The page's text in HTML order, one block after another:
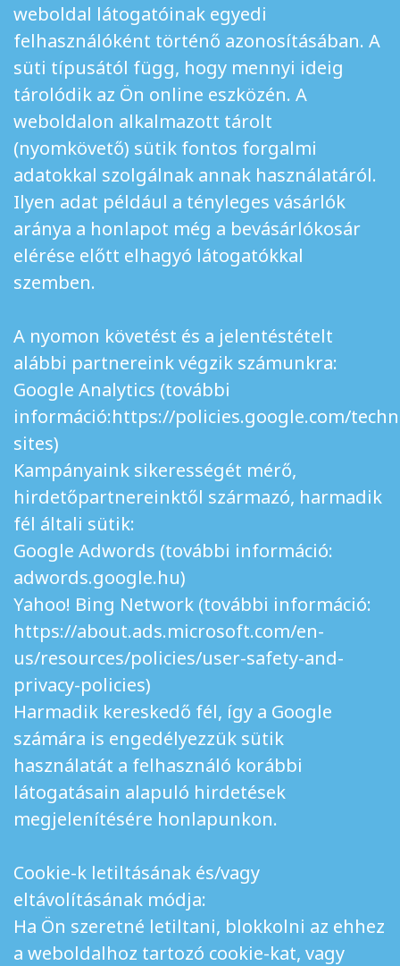
weboldal látogatóinak egyedi
felhasználóként történő azonosításában. A
süti típusától függ, hogy mennyi ideig
tárolódik az Ön online eszközén. A
weboldalon alkalmazott tárolt
(nyomkövető) sütik fontos forgalmi
adatokkal szolgálnak annak használatáról.
Ilyen adat például a tényleges vásárlók
aránya a honlapot még a bevásárlókosár
elérése előtt elhagyó látogatókkal
szemben.
A nyomon követést és a jelentéstételt
alábbi partnereink végzik számunkra:
Google Analytics (további
információ:https://policies.google.com/
sites)
Kampányaink sikerességét mérő,
hirdetőpartnereinktől származó, harmadik
fél általi sütik:
Google Adwords (további információ:
adwords.google.hu)
Yahoo! Bing Network (további információ:
https://about.ads.microsoft.com/en-
us/resources/policies/user-safety-and-
privacy-policies)
Harmadik kereskedő fél, így a Google
számára is engedélyezzük sütik
használatát a felhasználó korábbi
látogatásain alapuló hirdetések
megjelenítésére honlapunkon.
Cookie-k letiltásának és/vagy
eltávolításának módja:
Ha Ön szeretné letiltani, blokkolni az ehhez
a weboldalhoz tartozó cookie-kat, vagy